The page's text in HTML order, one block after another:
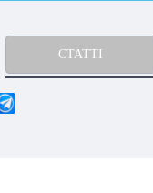
СТАТТІ